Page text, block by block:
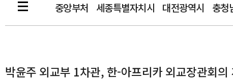
중앙부처 세종특별자치시 대전광역시 충청
박윤주 외교부 1차관, 한-아프리카 외교장관회